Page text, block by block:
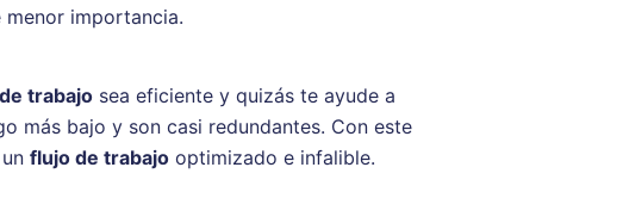
importancia.
trabajo sea eficiente y quizás te ayude a
más bajo y son casi redundantes. Con este
flujo de trabajo optimizado e infalible.